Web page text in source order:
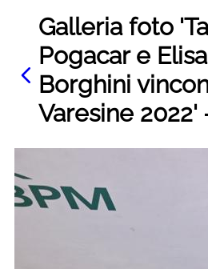
Galleria foto
Pogacar e
Borghini
Varesine 2022'